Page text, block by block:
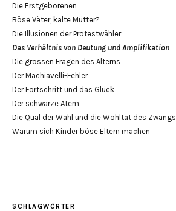
Die Erstgeborenen
Böse Väter, kalte Mütter?
Die Illusionen der Protestwähler
Das Verhältnis von Deutung und Amplifikation
Die grossen Fragen des Alterns
Der Machiavelli-Fehler
Der Fortschritt und das Glück
Der schwarze Atem
Die Qual der Wahl und die Wohltat des Zwangs
Warum sich Kinder böse Eltern machen
SCHLAGWÖRTER